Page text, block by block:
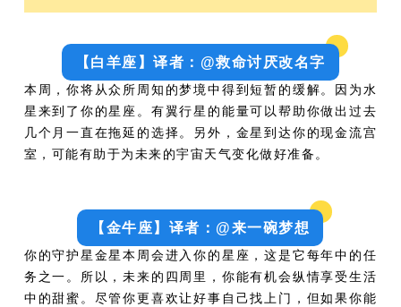
【白羊座】译者：@救命讨厌改名字
本周，你将从众所周知的梦境中得到短暂的缓解。因为水
星来到了你的星座。有翼行星的能量可以帮助你做出过去
几个月一直在拖延的选择。另外，金星到达你的现金流宫
室，可能有助于为未来的宇宙天气变化做好准备。
【金牛座】译者：@来一碗梦想
你的守护星金星本周会进入你的星座，这是它每年中的任
务之一。所以，未来的四周里，你能有机会纵情享受生活
中的甜蜜。尽管你更喜欢让好事自己找上门，但如果你能